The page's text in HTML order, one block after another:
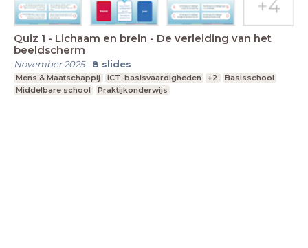
Quiz 1 - Lichaam en brein - De verleiding van het
beeldscherm
November 2025- 8 slides
Mens & Maatschappij ICT-basisvaardigheden +2
Basisschool
Middelbare school
Praktijkonderwijs